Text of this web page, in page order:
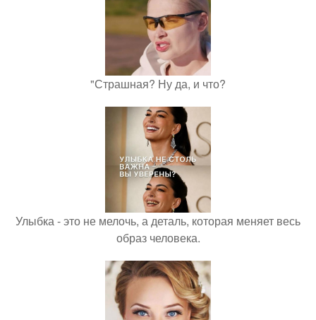
"Страшная? Ну да, и что?
Улыбка - это не мелочь, а деталь, которая меняет весь
образ человека.